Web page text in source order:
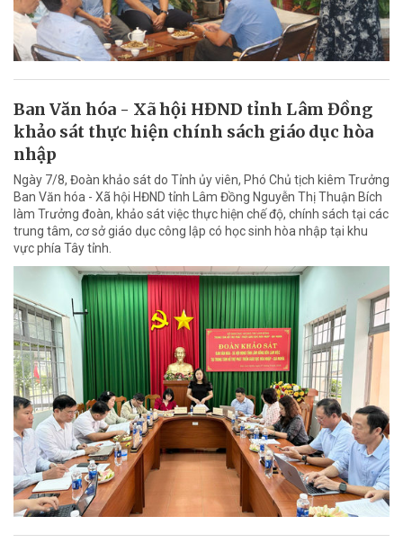
Ban Văn hóa - Xã hội HĐND tỉnh Lâm Đồng
khảo sát thực hiện chính sách giáo dục hòa
nhập
Ngày 7/8, Đoàn khảo sát do Tỉnh ủy viên, Phó Chủ tịch kiêm Trưởng
Ban Văn hóa - Xã hội HĐND tỉnh Lâm Đồng Nguyễn Thị Thuận Bích
làm Trưởng đoàn, khảo sát việc thực hiện chế độ, chính sách tại các
trung tâm, cơ sở giáo dục công lập có học sinh hòa nhập tại khu
vực phía Tây tỉnh.